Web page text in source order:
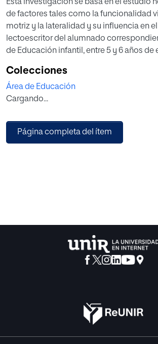
Esta investigación se basa en el estudio
de factores tales como la funcionalidad
motriz y la lateralidad y su influencia en
lectoescritor del alumnado
de Educación infantil, entre 5 y 6 años de
evaluados a través de una batería de
Cumanin y Test de Lateralidad de la
Neuropsicológica. Los resultados indican
aprendizaje, a excepción de la lateralidad.
influencia, se propone un plan de
Colecciones
Área de Educación
Cargando...
Página completa del ítem